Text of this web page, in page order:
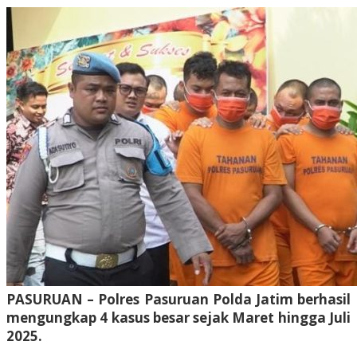
PASURUAN – Polres Pasuruan Polda Jatim berhasil
mengungkap 4 kasus besar sejak Maret hingga Juli
2025.